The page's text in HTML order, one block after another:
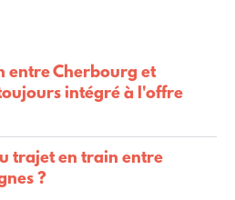
entre Cherbourg et
intégré à l'offre
trajet en train entre
?